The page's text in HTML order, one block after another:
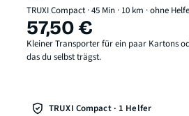
TRUXI Compact · 45 Min · 10 km · ohne
57,50 €
Kleiner Transporter für ein paar Kartons
das du selbst trägst.
TRUXI Compact · 1 Helfer